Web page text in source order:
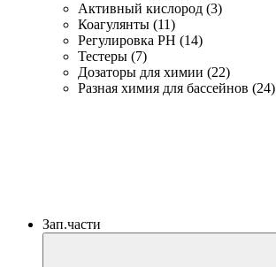
Активный кислород (3)
Коагулянты (11)
Регулировка PH (14)
Тестеры (7)
Дозаторы для химии (22)
Разная химия для бассейнов (24)
Зап.части